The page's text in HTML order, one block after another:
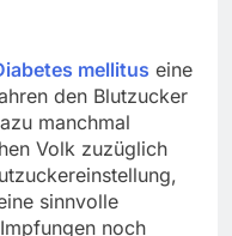
mellitus eine
den Blutzucker
manchmal
Volk zuzüglich
sinnvolle
noch